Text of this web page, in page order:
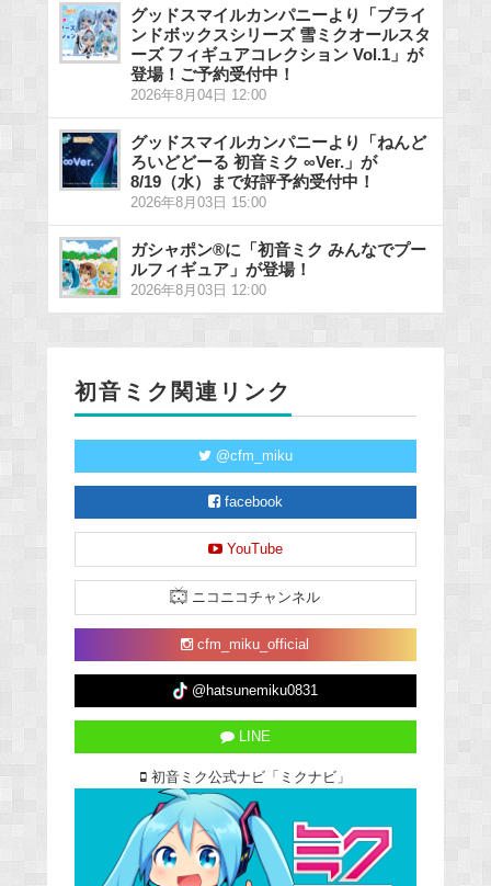
グッドスマイルカンパニーより「ブライ
ンドボックスシリーズ 雪ミクオールスタ
ーズ フィギュアコレクション Vol.1」が
登場！ご予約受付中！
2026年8月04日 12:00
グッドスマイルカンパニーより「ねんど
ろいどどーる 初音ミク ∞Ver.」が
8/19（水）まで好評予約受付中！
2026年8月03日 15:00
ガシャポン®に「初音ミク みんなでプー
ルフィギュア」が登場！
2026年8月03日 12:00
初音ミク関連リンク
@cfm_miku
facebook
YouTube
ニコニコチャンネル
cfm_miku_official
@hatsunemiku0831
LINE
初音ミク公式ナビ「ミクナビ」